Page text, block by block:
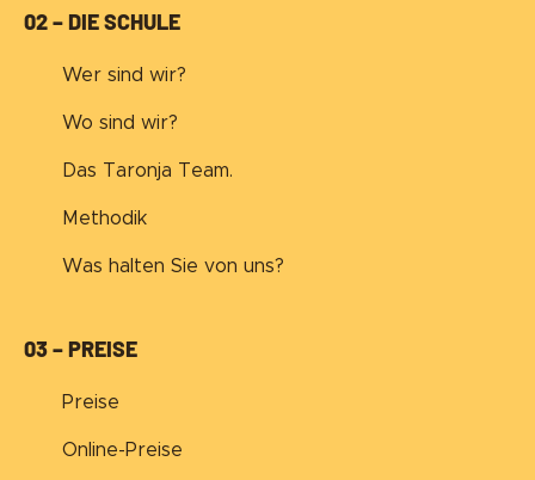
02 – DIE SCHULE
Wer sind wir?
Wo sind wir?
Das Taronja Team.
Methodik
Was halten Sie von uns?
03 – PREISE
Preise
Online-Preise